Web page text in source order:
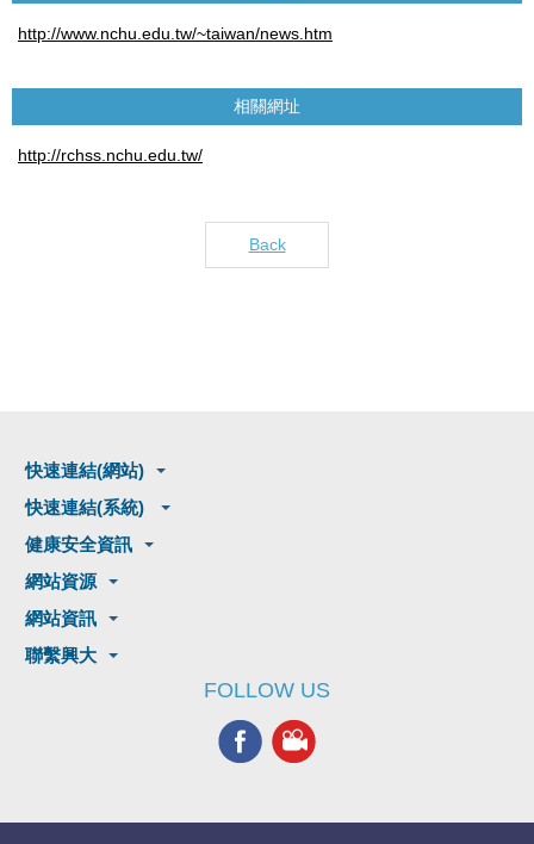
http://www.nchu.edu.tw/~taiwan/news.htm
相關網址
http://rchss.nchu.edu.tw/
Back
快速連結(網站)
快速連結(系統)
健康安全資訊
網站資源
網站資訊
聯繫興大
FOLLOW US